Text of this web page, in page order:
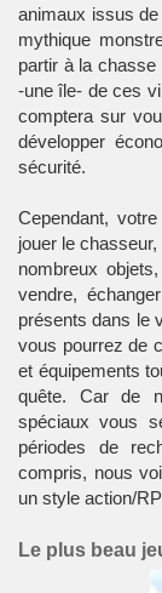
animaux issus
mythique
partir à la
-une île- de ces
comptera sur
développer
sécurité.
Cependant,
jouer le
nombreux
vendre,
présents dans le
vous pourrez de
et équipements
quête. Car de
spéciaux vous
périodes de
compris, nous
un style action/
Le plus beau